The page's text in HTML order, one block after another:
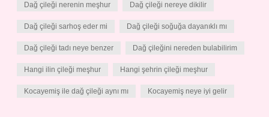
Dağ çileği nerenin meşhur Dağ çileği nereye dikilir
Dağ çileği sarhoş eder mi Dağ çileği soğuğa dayanıklı mı
Dağ çileği tadı neye benzer Dağ çileğini nereden bulabilirim
Hangi ilin çileği meşhur Hangi şehrin çileği meşhur
Kocayemiş ile dağ çileği aynı mı Kocayemiş neye iyi gelir